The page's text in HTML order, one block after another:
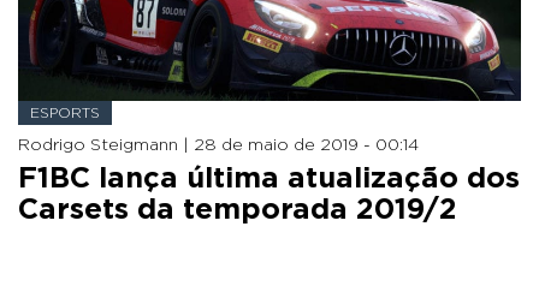
ESPORTS
Rodrigo Steigmann | 28 de maio de 2019 - 00:14
F1BC lança última atualização dos
Carsets da temporada 2019/2